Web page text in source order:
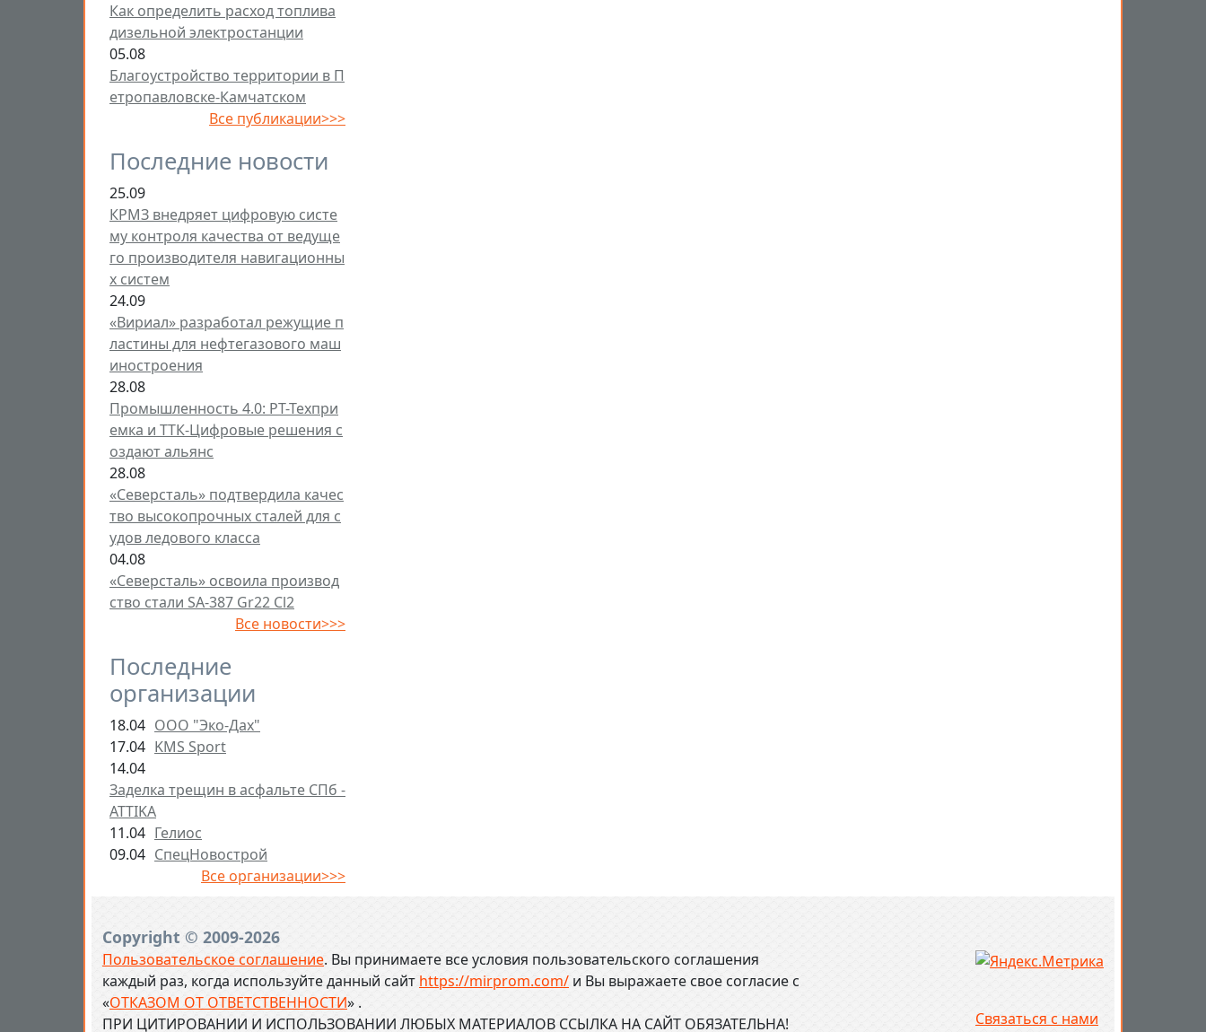
Как определить расход топлива
дизельной электростанции
05.08
Благоустройство территории в П
етропавловске-Камчатском
Все публикации>>>
Последние новости
25.09
КРМЗ внедряет цифровую систе
му контроля качества от ведуще
го производителя навигационны
х систем
24.09
«Вириал» разработал режущие п
ластины для нефтегазового маш
иностроения
28.08
Промышленность 4.0: РТ-Техпри
емка и ТТК-Цифровые решения с
оздают альянс
28.08
«Северсталь» подтвердила качес
тво высокопрочных сталей для с
удов ледового класса
04.08
«Северсталь» освоила производ
ство стали SA-387 Gr22 Cl2
Все новости>>>
Последние
организации
18.04 ООО "Эко-Дах"
17.04 KMS Sport
14.04
Заделка трещин в асфальте СПб -
ATTIKA
11.04 Гелиос
09.04 СпецНовострой
Все организации>>>
Copyright © 2009-2026
Пользовательское соглашение. Вы принимаете все условия пользовательского соглашения
каждый раз, когда используйте данный сайт https://mirprom.com/ и Вы выражаете свое согласие с
«ОТКАЗОМ ОТ ОТВЕТСТВЕННОСТИ» .
ПРИ ЦИТИРОВАНИИ И ИСПОЛЬЗОВАНИИ ЛЮБЫХ МАТЕРИАЛОВ ССЫЛКА НА САЙТ ОБЯЗАТЕЛЬНА!
Связаться с нами